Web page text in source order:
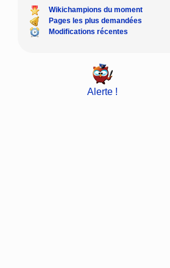
Wikichampions du moment
Pages les plus demandées
Modifications récentes
Alerte !